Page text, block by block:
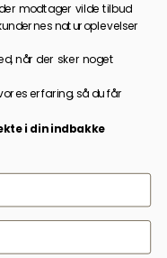
nyheder, månedens
og meget mere!
modtager vilde tilbud
naturoplevelser
nårder sker noget
erfaring,sådufår
i dinindbakke